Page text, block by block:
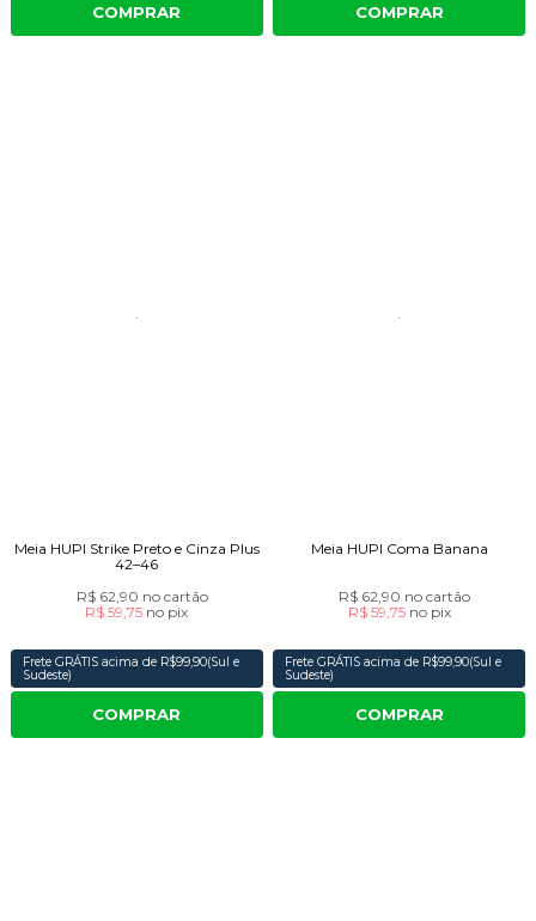
COMPRAR COMPRAR
Meia HUPI Strike Preto e Cinza Plus
42–46
R$ 62,90 no cartão
R$ 59,75 no pix
Frete GRÁTIS acima de R$99,90(Sul e
Sudeste)
COMPRAR
Meia HUPI Coma Banana
R$ 62,90 no cartão
R$ 59,75 no pix
Frete GRÁTIS acima de R$99,90(Sul e
Sudeste)
COMPRAR